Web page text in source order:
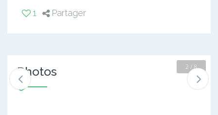
1 Partager
Photos 2 / 8